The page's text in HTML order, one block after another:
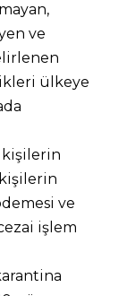
ve
ülkeye
kişilerin
ve
işlem